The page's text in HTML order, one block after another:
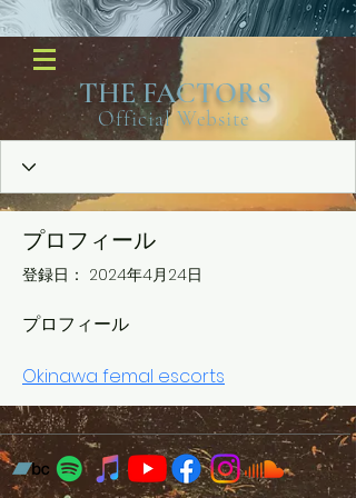
​THE FACTORS
Official Website
プロフィール
登録日： 2024年4月24日
プロフィール
Okinawa femal escorts